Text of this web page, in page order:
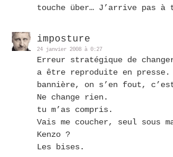
touche über… J’arrive pas à
imposture
24 janvier 2008 à 0:27
Erreur stratégique de
a être reproduite en
bannière, on s’en fout,
Ne change rien.
tu m’as compris.
Vais me coucher, seul sous
Kenzo ?
Les bises.